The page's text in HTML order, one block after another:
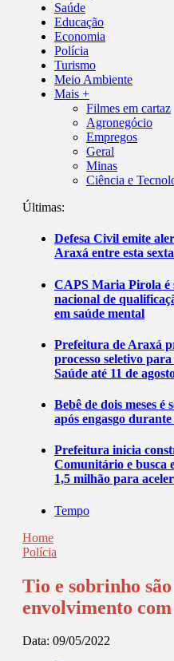
Saúde
Educação
Economia
Polícia
Turismo
Meio Ambiente
Mais +
Filmes em cartaz
Agronegócio
Empregos
Geral
Minas
Ciência e
Últimas:
Defesa Civil emite
Araxá entre esta
CAPS Maria Pirola é
nacional de
em saúde mental
Prefeitura de Araxá
processo seletivo
Saúde até 11 de
Bebê de dois meses
após engasgo
Prefeitura inicia
Comunitário e busca
1,5 milhão para
Tempo
Home
Polícia
Tio e sobrinho
envolvimento
Data: 09/05/2022